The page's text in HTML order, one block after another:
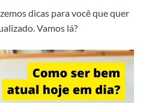
dicas para você que quer
Vamos lá?